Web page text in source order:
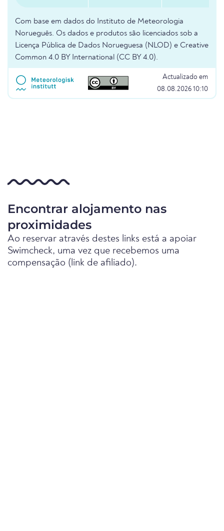
Com base em dados do Instituto de Meteorologia
Norueguês. Os dados e produtos são licenciados sob a
Licença Pública de Dados Norueguesa (NLOD) e Creative
Common 4.0 BY International (CC BY 4.0).
Actualizado em
08.08.2026 10:10
Encontrar alojamento nas
proximidades
Ao reservar através destes links está a apoiar
Swimcheck, uma vez que recebemos uma
compensação (link de afiliado).